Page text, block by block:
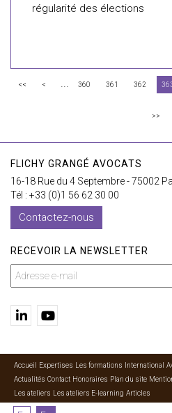
régularité des élections
<< < ... 360 361 362
>>
FLICHY GRANGÉ AVOCATS
16-18 Rue du 4 Septembre - 75002
Tél : +33 (0)1 56 62 30 00
Contactez-nous
RECEVOIR LA NEWSLETTER
Accueil Expertises Les formations International
Actualités Contact Honoraires Plan du site
Les ateliers
Les ateliers E-learning Articles